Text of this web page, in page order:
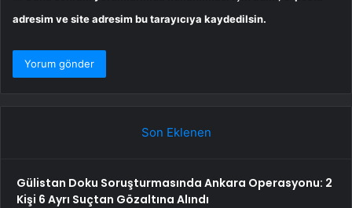
adresim ve site adresim bu tarayıcıya kaydedilsin.
Son Eklenen
Gülistan Doku Soruşturmasında Ankara Operasyonu: 2
Kişi 6 Ayrı Suçtan Gözaltına Alındı